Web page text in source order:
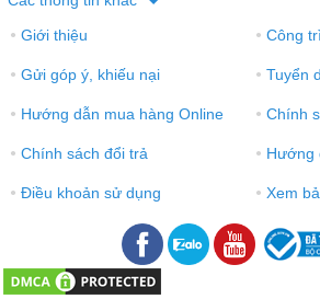
● Giới thiệu ● Công
● Gửi góp ý, khiếu nại ● Tuyển
● Hướng dẫn mua hàng Online ● Chính
● Chính sách đổi trả ● Hướng
● Điều khoản sử dụng ● Xem